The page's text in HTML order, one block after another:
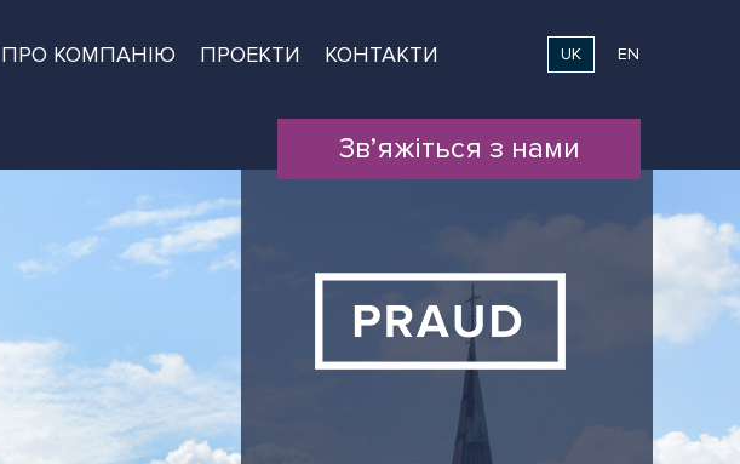
UK EN
ПРО КОМПАНІЮ ПРОЕКТИ КОНТАКТИ
Зв’яжіться з нами